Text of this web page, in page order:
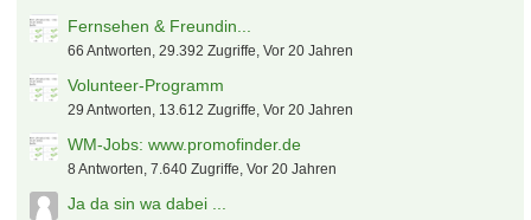
Parken Stuttgarter Kickers
Steve_McManaman 7. August 2026 um 10:03
Tipps für Stadionbesuch mit Kleinkind
Doth78 7. August 2026 um 06:54
Hallo zusammen
Doth78 7. August 2026 um 06:52
1. FC Köln